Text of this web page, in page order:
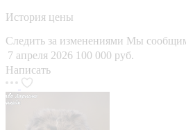
История цены
Следить за изменениями Мы
7 апреля 2026 100 000 руб.
Написать